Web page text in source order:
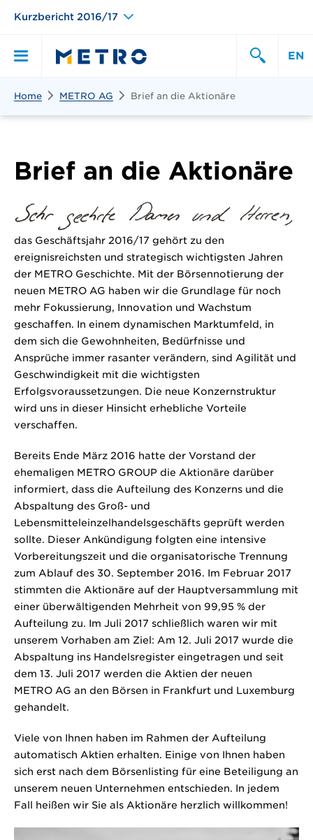
Kurzbericht 2016/17
Hauptmen\u00fc
EN
Home METRO AG Brief an die Aktionäre
Brief an die Aktionäre
das Geschäftsjahr 2016/17 gehört zu den
ereignisreichsten und strategisch wichtigsten Jahren
der METRO Geschichte. Mit der Börsennotierung der
neuen METRO AG haben wir die Grundlage für noch
mehr Fokussierung, Innovation und Wachstum
geschaffen. In einem dynamischen Marktumfeld, in
dem sich die Gewohnheiten, Bedürfnisse und
Ansprüche immer rasanter verändern, sind Agilität und
Geschwindigkeit mit die wichtigsten
Erfolgsvoraussetzungen. Die neue Konzernstruktur
wird uns in dieser Hinsicht erhebliche Vorteile
verschaffen.
Bereits Ende März 2016 hatte der Vorstand der
ehemaligen METRO GROUP die Aktionäre darüber
informiert, dass die Aufteilung des Konzerns und die
Abspaltung des Groß- und
Lebensmitteleinzelhandelsgeschäfts geprüft werden
sollte. Dieser Ankündigung folgten eine intensive
Vorbereitungszeit und die organisatorische Trennung
zum Ablauf des 30. September 2016. Im Februar 2017
stimmten die Aktionäre auf der Hauptversammlung mit
einer überwältigenden Mehrheit von 99,95 % der
Aufteilung zu. Im Juli 2017 schließlich waren wir mit
unserem Vorhaben am Ziel: Am 12. Juli 2017 wurde die
Abspaltung ins Handelsregister eingetragen und seit
dem 13. Juli 2017 werden die Aktien der neuen
METRO AG an den Börsen in Frankfurt und Luxemburg
gehandelt.
Viele von Ihnen haben im Rahmen der Aufteilung
automatisch Aktien erhalten. Einige von Ihnen haben
sich erst nach dem Börsenlisting für eine Beteiligung an
unserem neuen Unternehmen entschieden. In jedem
Fall heißen wir Sie als Aktionäre herzlich willkommen!